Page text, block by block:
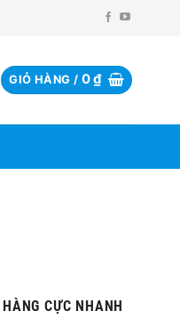
GIỎ HÀNG / 0₫
CỰC NHANH